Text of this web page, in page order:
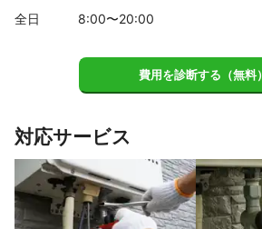
全日 8:00〜20:00
費用を診断する（無料）
対応サービス